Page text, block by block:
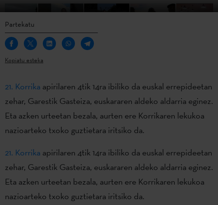
Partekatu
Kopiatu esteka
21. Korrika apirilaren 4tik 14ra ibiliko da euskal errepideetan
zehar, Garestik Gasteiza, euskararen aldeko aldarria eginez.
Eta azken urteetan bezala, aurten ere Korrikaren lekukoa
nazioarteko txoko guztietara iritsiko da.
21. Korrika apirilaren 4tik 14ra ibiliko da euskal errepideetan
zehar, Garestik Gasteiza, euskararen aldeko aldarria eginez.
Eta azken urteetan bezala, aurten ere Korrikaren lekukoa
nazioarteko txoko guztietara iritsiko da.